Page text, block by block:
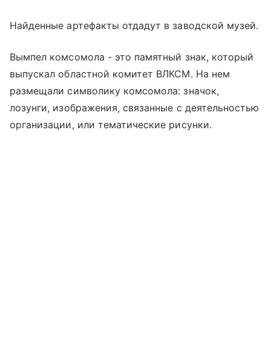
Найденные артефакты отдадут в заводской музей.
Вымпел комсомола - это памятный знак, который
выпускал областной комитет ВЛКСМ. На нем
размещали символику комсомола: значок,
лозунги, изображения, связанные с деятельностью
организации, или тематические рисунки.